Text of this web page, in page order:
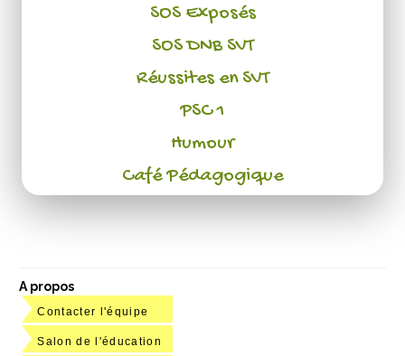
SOS Exposés
SOS DNB SVT
Réussites en SVT
PSC 1
Humour
Café Pédagogique
A propos
Contacter l'équipe
Salon de l'éducation